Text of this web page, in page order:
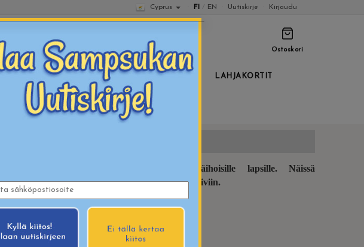
Cyprus FI / EN Uutiskirje Kirjaudu
Ostoskori
UUTUUDET KAUSITUOTTEET LAHJAKORTIT
soveltuvat erinomaisesti myös herkkäihoisille lapsille. Näissä
kerrospukeutumiseen syys-, talvi- ja kevätpäiviin.